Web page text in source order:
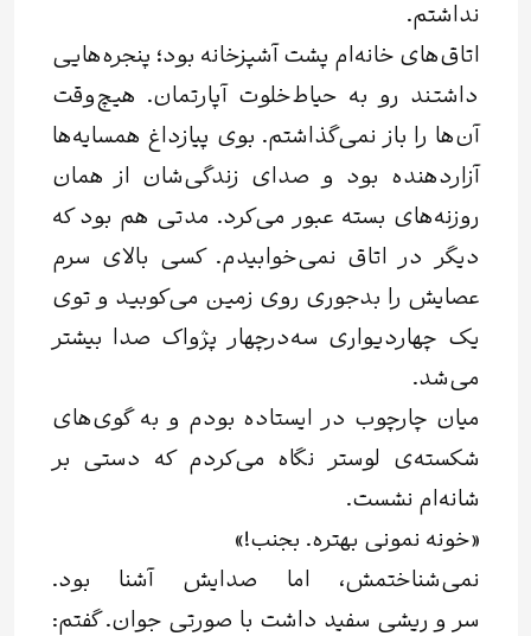
نداشتم.
اتاق‌های خانه‌ام پشت آشپزخانه بود؛ پنجره‌هایی
داشتند رو به حیاط‌خلوت آپارتمان. هیچ‌وقت
آن‌ها را باز نمی‌گذاشتم. بوی پیازداغ همسایه‌ها
آزاردهنده بود و صدای زندگی‌شان از همان
روزنه‌های بسته عبور می‌کرد. مدتی هم بود که
دیگر در اتاق نمی‌خوابیدم. کسی بالای سرم
عصایش را بدجوری روی زمین می‌کوبید و توی
یک چهاردیواری سه‌درچهار پژواک صدا بیشتر
می‌شد.
میان چارچوب در ایستاده بودم و به گوی‌های
شکسته‌ی لوستر نگاه می‌کردم که دستی بر
شانه‌ام نشست.
«خونه نمونی بهتره. بجنب!»
نمی‌شناختمش، اما صدایش آشنا بود.
سر و ریشی سفید داشت با صورتی جوان. گفتم: